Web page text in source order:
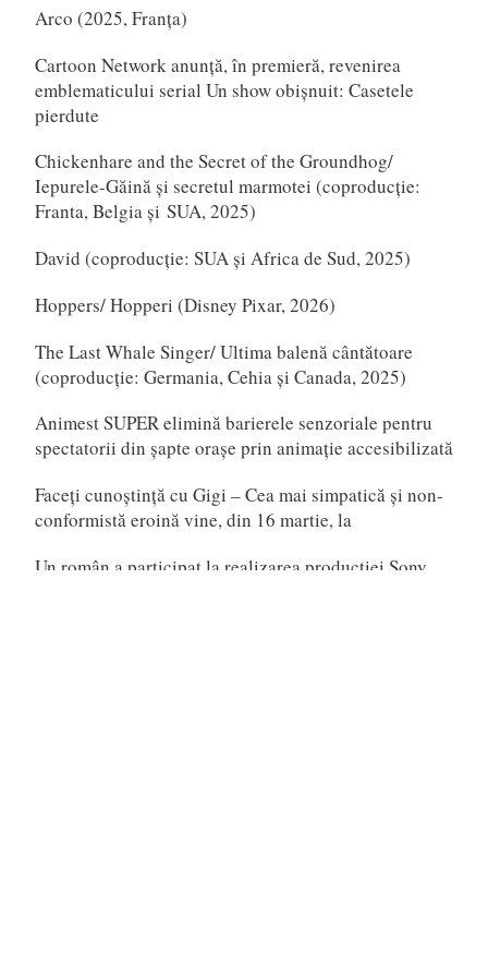
Arco (2025, Franța)
Cartoon Network anunță, în premieră, revenirea
emblematicului serial Un show obișnuit: Casetele
pierdute
Chickenhare and the Secret of the Groundhog/
Iepurele-Găină și secretul marmotei (coproducție:
Franta, Belgia și SUA, 2025)
David (coproducție: SUA și Africa de Sud, 2025)
Hoppers/ Hopperi (Disney Pixar, 2026)
The Last Whale Singer/ Ultima balenă cântătoare
(coproducție: Germania, Cehia și Canada, 2025)
Animest SUPER elimină barierele senzoriale pentru
spectatorii din șapte orașe prin animație accesibilizată
Faceți cunoștință cu Gigi – Cea mai simpatică și non-
conformistă eroină vine, din 16 martie, la
Un român a participat la realizarea producției Sony